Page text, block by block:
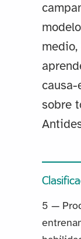
causa-
sobre
5 —